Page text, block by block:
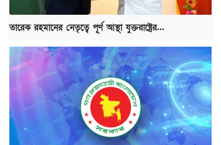
তারেক রহমানের নেতৃত্বে পূর্ণ আস্থা যুক্তরাষ্ট্রের...